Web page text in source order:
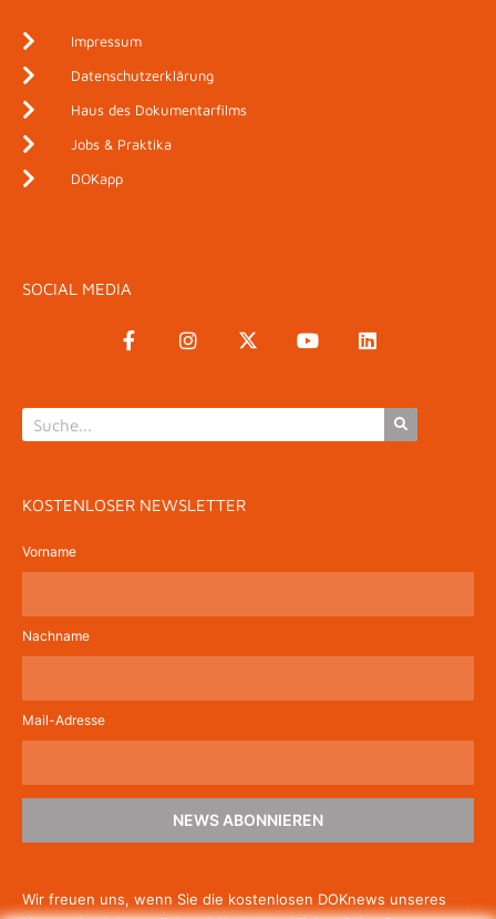
Impressum
Datenschutzerklärung
Haus des Dokumentarfilms
Jobs & Praktika
DOKapp
SOCIAL MEDIA
KOSTENLOSER NEWSLETTER
Vorname
Nachname
Mail-Adresse
NEWS ABONNIEREN
Wir freuen uns, wenn Sie die kostenlosen DOKnews unseres